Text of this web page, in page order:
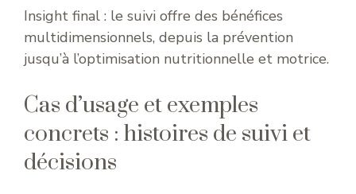
Insight final : le suivi offre des bénéfices
multidimensionnels, depuis la prévention
jusqu’à l’optimisation nutritionnelle et motrice.
Cas d’usage et exemples
concrets : histoires de suivi et
décisions